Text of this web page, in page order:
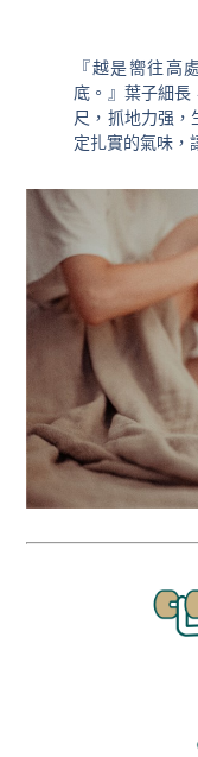
『越是嚮往高
底。』葉子細長
尺，抓地力强，
定扎實的氣味，